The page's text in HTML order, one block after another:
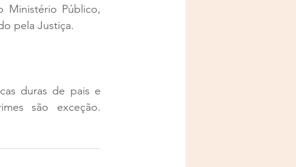
Ministério Público,
pela Justiça.
duras de pais e
são exceção.